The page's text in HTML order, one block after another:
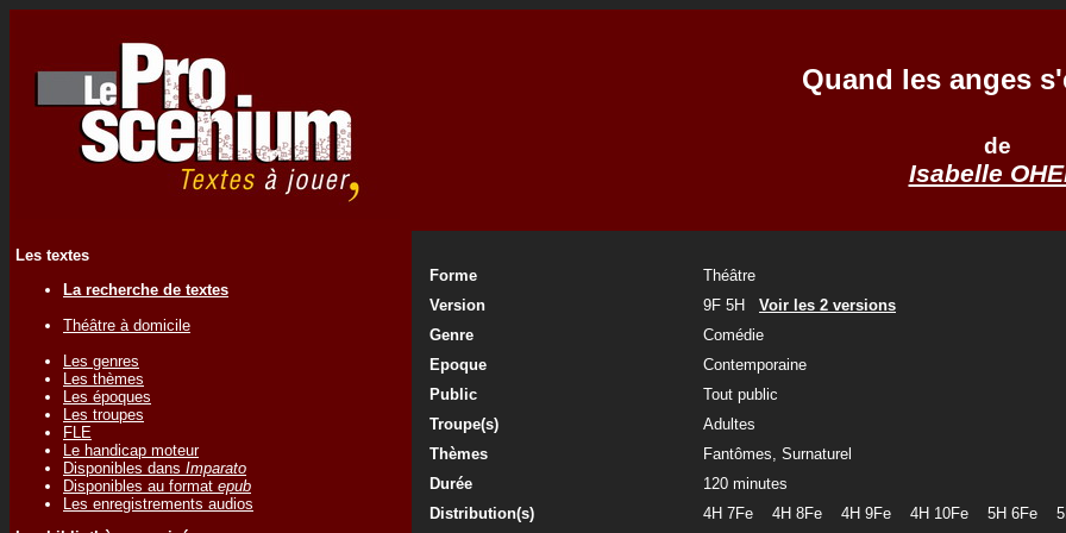
Quand les anges
de
Isabelle
Les textes
La recherche de textes
Théâtre à domicile
Les genres
Les thèmes
Les époques
Les troupes
FLE
Le handicap moteur
Disponibles dans Imparato
Disponibles au format epub
Les enregistrements audios
Forme
Théâtre
Version
9F 5H Voir les 2 versions
Genre
Comédie
Epoque
Contemporaine
Public
Tout public
Troupe(s)
Adultes
Thèmes
Fantômes, Surnaturel
Durée
120 minutes
Distribution(s)
4H 7Fe 4H 8Fe 4H 9Fe 4H 10Fe 5H 6Fe